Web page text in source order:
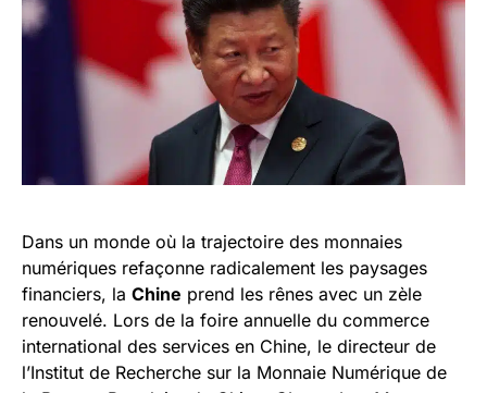
Dans un monde où la trajectoire des monnaies
numériques refaçonne radicalement les paysages
financiers, la Chine prend les rênes avec un zèle
renouvelé. Lors de la foire annuelle du commerce
international des services en Chine, le directeur de
l’Institut de Recherche sur la Monnaie Numérique de